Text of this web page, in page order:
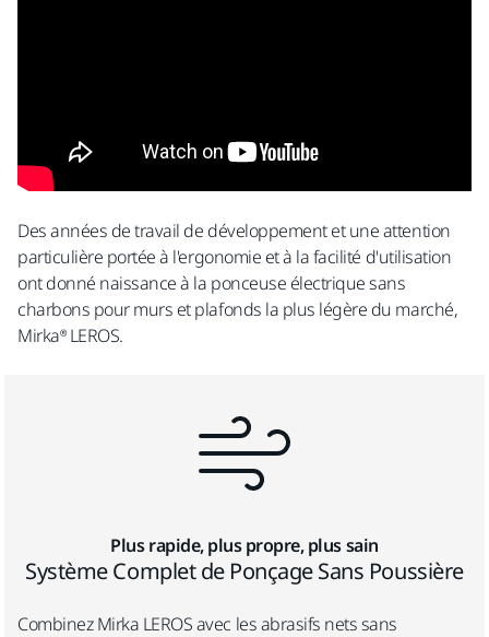
Des années de travail de développement et une attention
particulière portée à l'ergonomie et à la facilité d'utilisation
ont donné naissance à la ponceuse électrique sans
charbons pour murs et plafonds la plus légère du marché,
Mirka® LEROS.
Plus rapide, plus propre, plus sain
Système Complet de Ponçage Sans Poussière
Combinez Mirka LEROS avec les abrasifs nets sans